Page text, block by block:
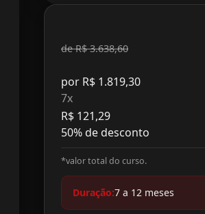
de R$ 3.638,60
por R$ 1.819,30
7x
R$ 121,29
50% de desconto
*valor total do curso.
Duração:7 a 12 meses